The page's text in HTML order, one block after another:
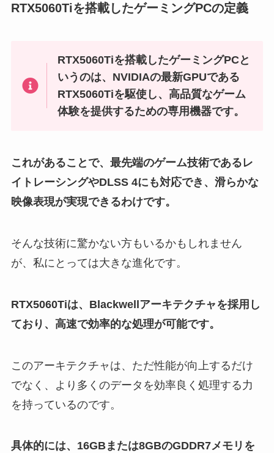
RTX5060Tiを搭載したゲーミングPCの定義
RTX5060Tiを搭載したゲーミングPCと
いうのは、NVIDIAの最新GPUである
RTX5060Tiを駆使し、高品質なゲーム
体験を提供するための専用機器です。
これがあることで、最先端のゲーム技術であるレ
イトレーシングやDLSS 4にも対応でき、滑らかな
映像表現が実現できるわけです。
そんな技術に驚かない方もいるかもしれません
が、私にとっては大きな進化です。
RTX5060Tiは、Blackwellアーキテクチャを採用し
ており、高速で効率的な処理が可能です。
このアーキテクチャは、ただ性能が向上するだけ
でなく、より多くのデータを効率良く処理する力
を持っているのです。
具体的には、16GBまたは8GBのGDDR7メモリを